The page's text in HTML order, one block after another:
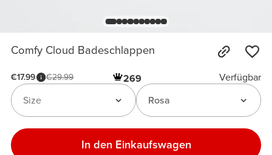
Comfy Cloud Badeschlappen
€17.99 €29.99 269
Verfügbar
Rosa
Size
In den Einkaufswagen